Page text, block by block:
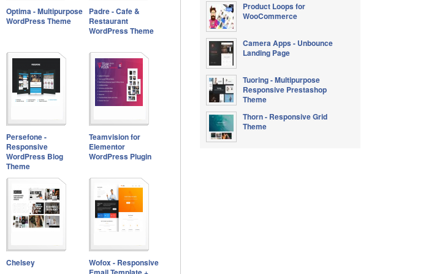
Optima - Multipurpose
WordPress Theme
Padre - Cafe &
Restaurant
WordPress Theme
Persefone -
Responsive
WordPress Blog
Theme
Teamvision for
Elementor
WordPress Plugin
Chelsey
Wofox - Responsive
Product Loops for
WooCommerce
Camera Apps - Unbounce
Landing Page
Tuoring - Multipurpose
Responsive Prestashop
Theme
Thorn - Responsive Grid
Theme